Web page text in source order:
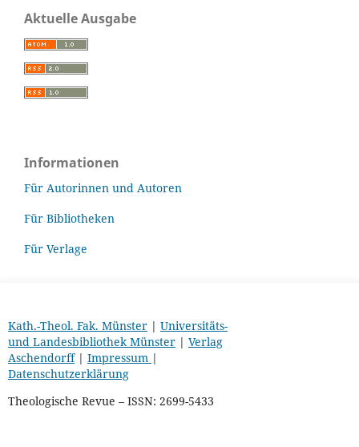
Aktuelle Ausgabe
Informationen
Für Autorinnen und Autoren
Für Bibliotheken
Für Verlage
Kath.-Theol. Fak. Münster| Universitäts-
und Landesbibliothek Münster| Verlag
Aschendorff| Impressum |
Datenschutzerklärung
Theologische Revue – ISSN: 2699-5433